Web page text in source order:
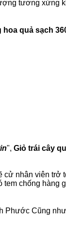
tương xứng
hoa quả sạch
", Giỏ trái cây
cử nhân viên trở
chống hàng
Phước Cũng